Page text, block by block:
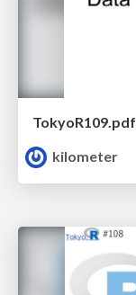
TokyoR109.pdf
kilometer